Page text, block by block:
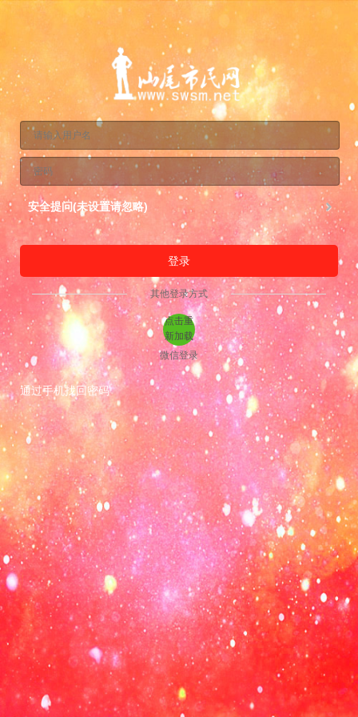
安全提问(未设置请忽略)
登录
其他登录方式
点击重
新加载
微信登录
通过手机找回密码